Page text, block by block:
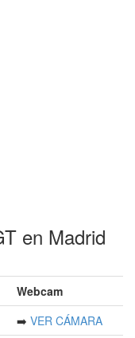
en Madrid
Webcam
➡️ VER CÁMARA